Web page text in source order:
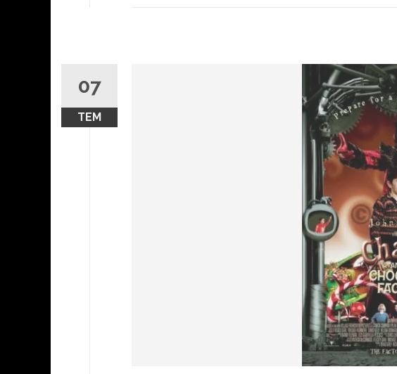
07
TEM